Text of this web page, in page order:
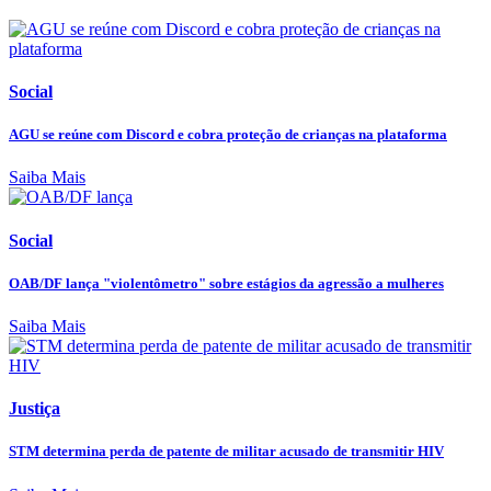
Social
AGU se reúne com Discord e cobra proteção de crianças na plataforma
Saiba Mais
Social
OAB/DF lança "violentômetro" sobre estágios da agressão a mulheres
Saiba Mais
Justiça
STM determina perda de patente de militar acusado de transmitir HIV